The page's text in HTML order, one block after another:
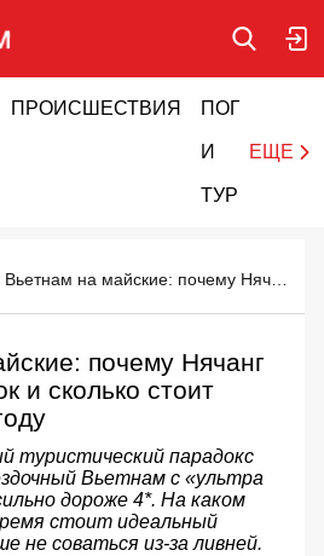
ПРОИСШЕСТВИЯ ПОГОДА
И
ТУРИЗМ
ЕЩЕ
почему Нячанг
и сколько стоит
туристический парадокс
Вьетнам с «ультра
дороже 4*. На каком
стоит идеальный
не соваться из-за ливней.